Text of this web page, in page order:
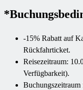
-15% Rabatt auf
Rückfahrticket.
Reisezeitraum:
Verfügbarkeit).